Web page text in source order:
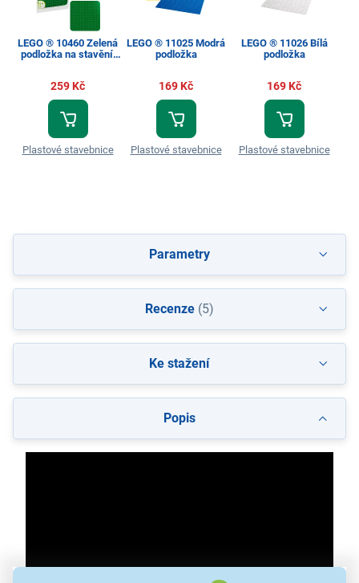
LEGO ® 10460 Zelená
podložka na stavění,
259 Kč
Plastové stavebnice
LEGO ® 11025 Modrá
podložka
169 Kč
Plastové stavebnice
LEGO ® 11026 Bílá
podložka
169 Kč
Plastové stavebnice
Popis
Parametry
Recenze(5)
Ke stažení